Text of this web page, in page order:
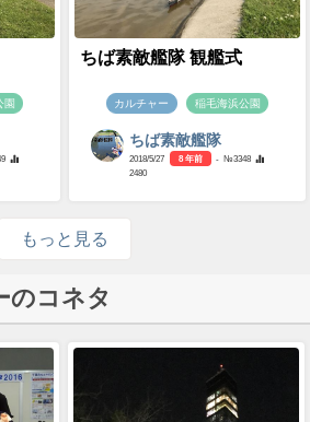
園
ちば素敵艦隊 観艦式
カルチャー 稲毛海浜公園
ちば素敵艦隊
2018/5/27 8 年前
- №3348
2480
もっと見る
のコネタ